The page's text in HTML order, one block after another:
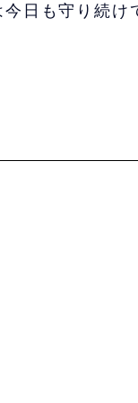
日も守り続け